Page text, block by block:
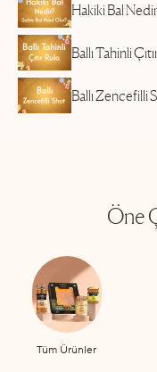
Hakiki Bal
Ballı Tahinli
Ballı Zencefilli
Öne
Tüm Ürünler